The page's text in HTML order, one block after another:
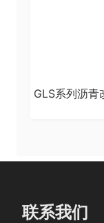
GLS系列沥青
联系我们